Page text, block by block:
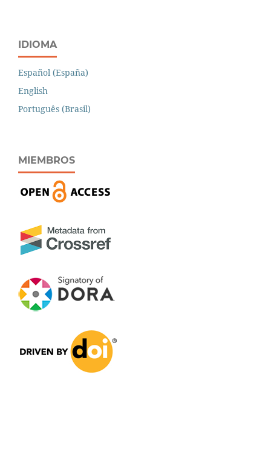
IDIOMA
Español (España)
English
Português (Brasil)
MIEMBROS